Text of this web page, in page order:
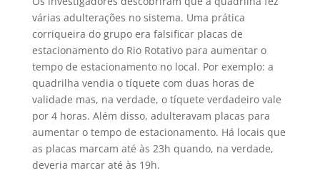
várias adulterações no sistema. Uma prática
corriqueira do grupo era falsificar placas de
estacionamento do Rio Rotativo para aumentar o
tempo de estacionamento no local. Por exemplo: a
quadrilha vendia o tíquete com duas horas de
validade mas, na verdade, o tíquete verdadeiro vale
por 4 horas. Além disso, adulteravam placas para
aumentar o tempo de estacionamento. Há locais que
as placas marcam até às 23h quando, na verdade,
deveria marcar até às 19h.